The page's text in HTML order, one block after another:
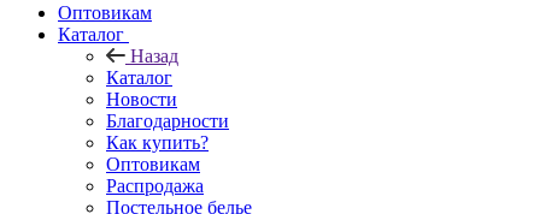
Оптовикам
Каталог
Назад
Каталог
Новости
Благодарности
Как купить?
Оптовикам
Распродажа
Постельное белье